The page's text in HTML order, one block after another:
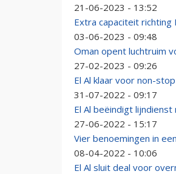
21-06-2023 - 13:52
Extra capaciteit richting
03-06-2023 - 09:48
Oman opent luchtruim
27-02-2023 - 09:26
El Al klaar voor non-
31-07-2022 - 09:17
El Al beëindigt lijndienst
27-06-2022 - 15:17
Vier benoemingen in
08-04-2022 - 10:06
El Al sluit deal voor